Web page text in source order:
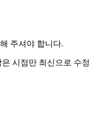
주셔야 합니다.
시점만 최신으로 수정